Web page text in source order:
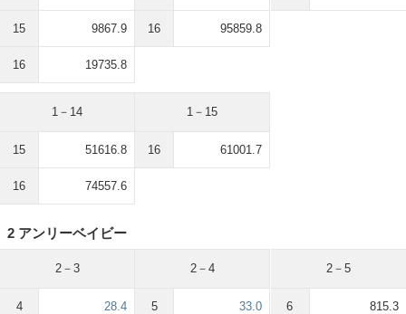
15 9867.9
16 19735.8
16 95859.8
1－14
15 51616.8
16 74557.6
1－15
16 61001.7
2 アンリーベイビー
2－3
4 28.4
2－4
5 33.0
2－5
6 815.3